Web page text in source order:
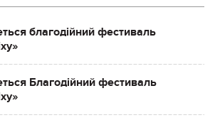
благодійний фестиваль
Благодійний фестиваль